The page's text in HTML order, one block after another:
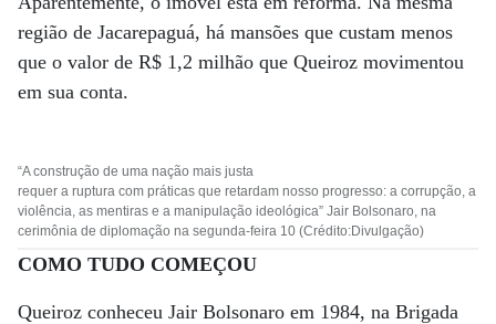
região de Jacarepaguá, há mansões que custam menos
que o valor de R$ 1,2 milhão que Queiroz movimentou
em sua conta.
“A construção de uma nação mais justa
requer a ruptura com práticas que retardam nosso progresso: a corrupção, a
violência, as mentiras e a manipulação ideológica” Jair Bolsonaro, na
cerimônia de diplomação na segunda-feira 10 (Crédito:Divulgação)
COMO TUDO COMEÇOU
Queiroz conheceu Jair Bolsonaro em 1984, na Brigada